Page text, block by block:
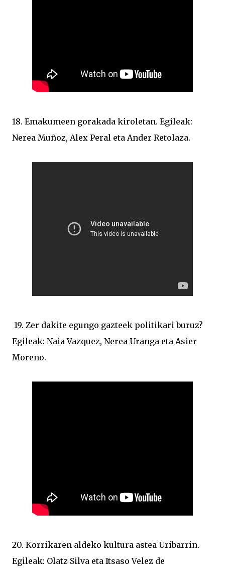
18. Emakumeen gorakada kiroletan. Egileak:
Nerea Muñoz, Alex Peral eta Ander Retolaza.
19. Zer dakite egungo gazteek politikari buruz?
Egileak: Naia Vazquez, Nerea Uranga eta Asier
Moreno.
20. Korrikaren aldeko kultura astea Uribarrin.
Egileak: Olatz Silva eta Itsaso Velez de